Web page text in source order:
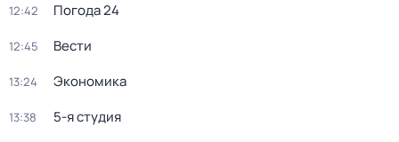
12:42 Погода 24
12:45 Вести
13:24 Экономика
13:38 5-я студия